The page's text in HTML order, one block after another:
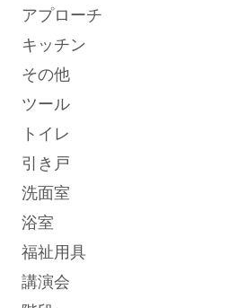
アプローチ
キッチン
その他
ツール
トイレ
引き戸
洗面室
浴室
福祉用具
講演会